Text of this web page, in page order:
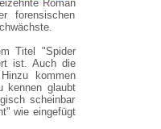
Roman
forensischen
Titel "Spider
ist. Auch die
kommen
kennen glaubt
scheinbar
wie eingefügt